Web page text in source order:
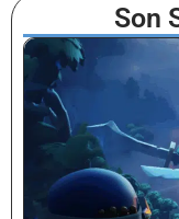
Son